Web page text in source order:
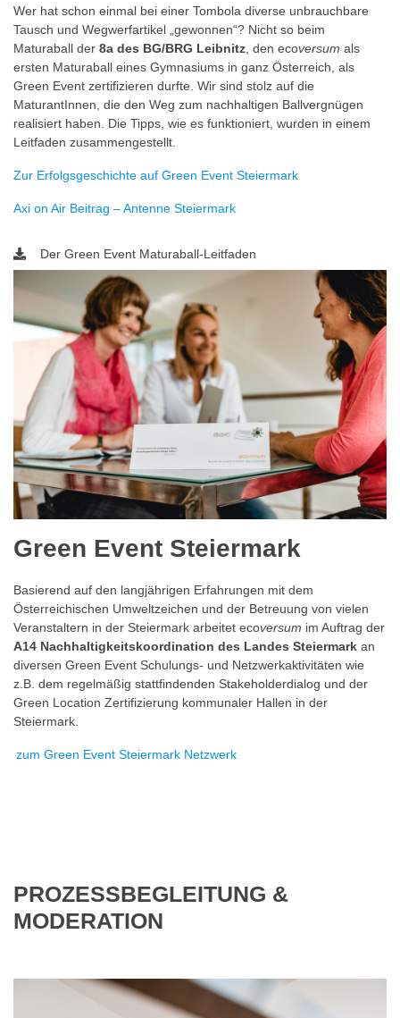
Wer hat schon einmal bei einer Tombola diverse unbrauchbare
Tausch und Wegwerfartikel „gewonnen“? Nicht so beim
Maturaball der 8a des BG/BRG Leibnitz , den ecoversum als
ersten Maturaball eines Gymnasiums in ganz Österreich, als
Green Event zertifizieren durfte. Wir sind stolz auf die
MaturantInnen, die den Weg zum nachhaltigen Ballvergnügen
realisiert haben. Die Tipps, wie es funktioniert, wurden in einem
Leitfaden zusammengestellt.
Zur Erfolgsgeschichte auf Green Event Steiermark
Axi on Air Beitrag – Antenne Steiermark
Der Green Event Maturaball-Leitfaden
Green Event Steiermark
Basierend auf den langjährigen Erfahrungen mit dem
Österreichischen Umweltzeichen und der Betreuung von vielen
Veranstaltern in der Steiermark arbeitet ecoversum im Auftrag der
A14 Nachhaltigkeitskoordination des Landes Steiermark an
diversen Green Event Schulungs- und Netzwerkaktivitäten wie
z.B. dem regelmäßig stattfindenden Stakeholderdialog und der
Green Location Zertifizierung kommunaler Hallen in der
Steiermark.
zum Green Event Steiermark Netzwerk
PROZESSBEGLEITUNG &
MODERATION